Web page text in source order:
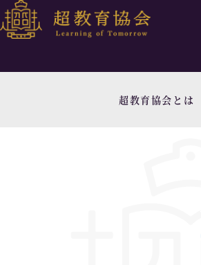
超教育協会とは